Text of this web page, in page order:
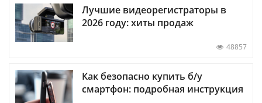
Лучшие видеорегистраторы в
2026 году: хиты продаж
48857
Как безопасно купить б/у
смартфон: подробная инструкция